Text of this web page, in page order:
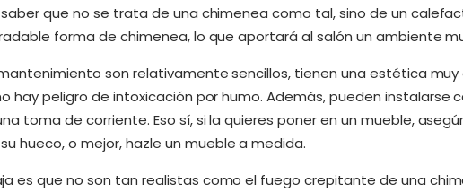
saber que no se trata de una chimenea como tal, sino de un
forma de chimenea, lo que aportará al salón un ambiente
son relativamente sencillos, tienen una estética
hay peligro de intoxicación por humo. Además, pueden instalarse
toma de corriente. Eso sí, si la quieres poner en un mueble,
hueco, o mejor, hazle un mueble a medida.
es que no son tan realistas como el fuego crepitante de una